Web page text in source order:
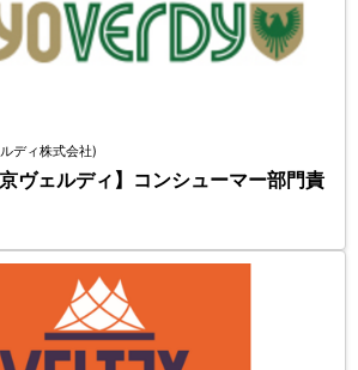
ディ株式会社)
ヴェルディ】コンシューマー部門責